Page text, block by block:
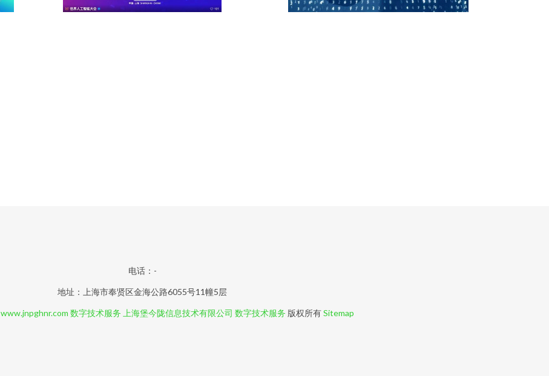
电话：-
地址：上海市奉贤区金海公路6055号11幢5层
www.jnpghnr.com 数字技术服务 上海堡今陇信息技术有限公司 数字技术服务 版权所有Sitemap